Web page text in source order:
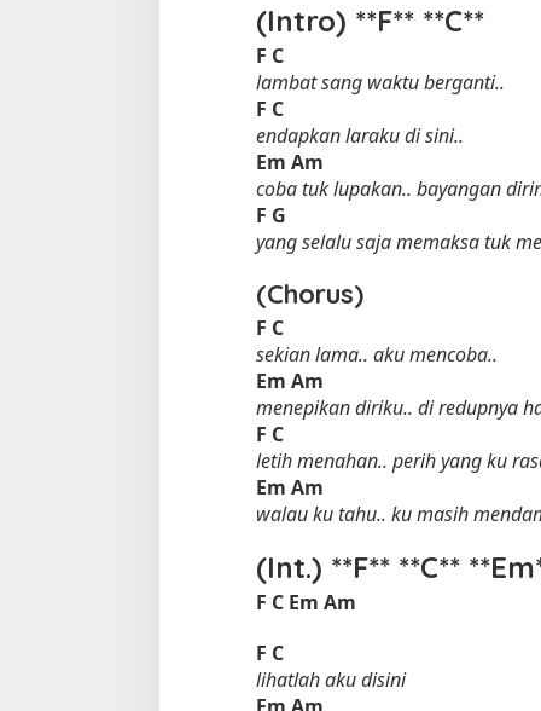
(Intro) **F** **C**
F C
lambat sang waktu berganti..
F C
endapkan laraku di sini..
Em Am
coba tuk lupakan.. bayangan
F G
yang selalu saja memaksa tuk
(Chorus)
F C
sekian lama.. aku mencoba..
Em Am
menepikan diriku.. di redupnya
F C
letih menahan.. perih yang ku
Em Am
walau ku tahu.. ku masih
(Int.) **F** **C**
F C Em Am
F C
lihatlah aku disini
3 Januari 2025